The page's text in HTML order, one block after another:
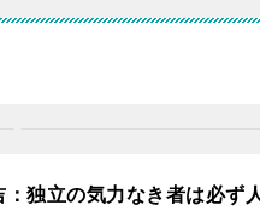
：独立の気力なき者は必ず